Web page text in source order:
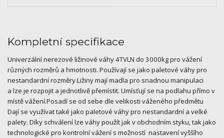
Kompletní specifikace
Univerzální nerezové ližinové váhy 4TVLN do 3000kg pro vážení
různých rozměrů a hmotnosti. Používají se jako paletové váhy pro
nestandardní rozměry.Ližiny mají madla pro snadnou manipulaci
a lze je rozpojit a jednotlivě přemístit. Umísťují se na podlahu přímo v
místě vážení.Posadí se od sebe dle velikosti váženého předmětu
Dají se využívat také jako paletové váhy pro nestandardní a velké
palety. Díky schválení lze váhy použít jak v obchodním styku, tak jako
technologické pro kontrolní vážení s možností nastavení vyššího